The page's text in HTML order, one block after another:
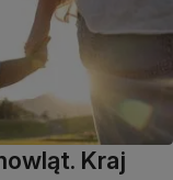
Kraj